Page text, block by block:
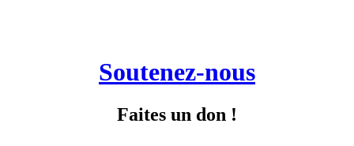
Soutenez-nous
Faites un don !